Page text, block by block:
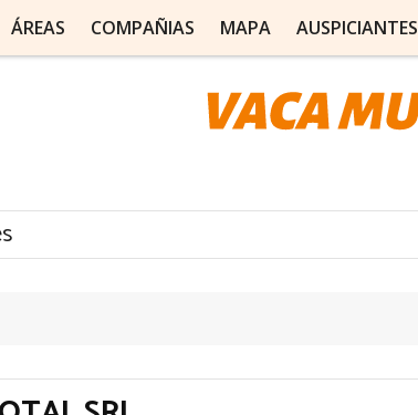
ÁREAS COMPAÑIAS MAPA AUSPICIANTES